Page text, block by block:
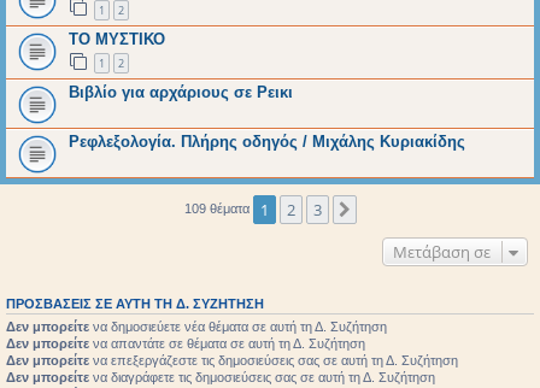
1 2
ΤΟ ΜΥΣΤΙΚΟ
1 2
Βιβλίο για αρχάριους σε Ρεικι
Ρεφλεξολογία. Πλήρης οδηγός / Μιχάλης Κυριακίδης
109 θέματα 1 2 3
Μετάβαση σε
ΠΡΟΣΒΆΣΕΙΣ ΣΕ ΑΥΤΉ ΤΗ Δ. ΣΥΖΉΤΗΣΗ
Δεν μπορείτε να δημοσιεύετε νέα θέματα σε αυτή τη Δ. Συζήτηση
Δεν μπορείτε να απαντάτε σε θέματα σε αυτή τη Δ. Συζήτηση
Δεν μπορείτε να επεξεργάζεστε τις δημοσιεύσεις σας σε αυτή τη Δ. Συζήτηση
Δεν μπορείτε να διαγράφετε τις δημοσιεύσεις σας σε αυτή τη Δ. Συζήτηση